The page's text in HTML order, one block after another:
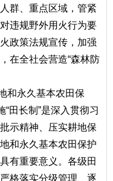
群、重点区域，管紧
违规野外用火行为要
政策法规宣传，加强
在全社会营造“森林防
和永久基本农田保
“田长制”是深入贯彻习
示精神、压实耕地保
和永久基本农田保护
有重要意义。各级田
格落实分级管理、逐